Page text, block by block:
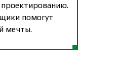
помогут
мечты.